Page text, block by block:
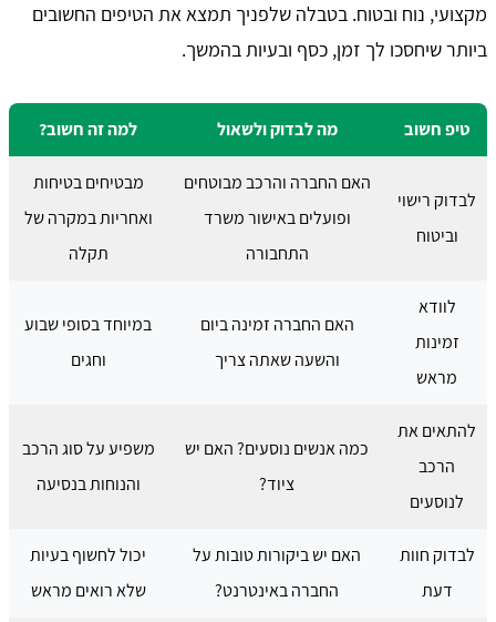
מקצועי, נוח ובטוח. בטבלה שלפניך תמצא את הטיפים החשובים
ביותר שיחסכו לך זמן, כסף ובעיות בהמשך.
טיפ חשוב מה לבדוק ולשאול למה זה חשוב?
לבדוק רישוי
וביטוח
האם החברה והרכב מבוטחים
ופועלים באישור משרד
התחבורה
מבטיחים בטיחות
ואחריות במקרה של
תקלה
לוודא
זמינות
מראש
האם החברה זמינה ביום
והשעה שאתה צריך
במיוחד בסופי שבוע
וחגים
להתאים את
הרכב
לנוסעים
כמה אנשים נוסעים? האם יש
ציוד?
משפיע על סוג הרכב
והנוחות בנסיעה
לבדוק חוות
דעת
האם יש ביקורות טובות על
החברה באינטרנט?
יכול לחשוף בעיות
שלא רואים מראש